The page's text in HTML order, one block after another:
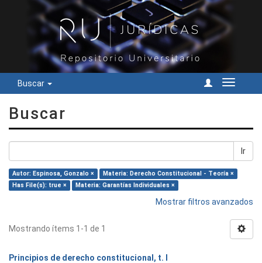
Buscar
Cambiar
Buscar
Ir
Autor: Espinosa, Gonzalo ×
Materia: Derecho Constitucional - Teoría ×
Has File(s): true ×
Materia: Garantías Individuales ×
Mostrar filtros avanzados
Mostrando ítems 1-1 de 1
Principios de derecho constitucional, t. I